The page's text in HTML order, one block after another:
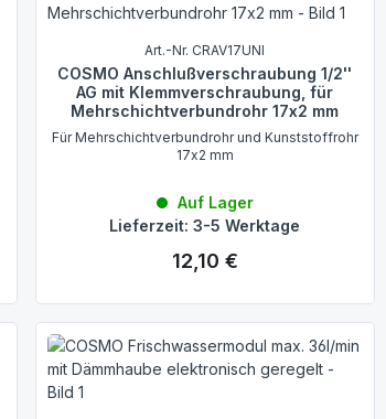
Art.-Nr. CRAV17UNI
COSMO Anschlußverschraubung 1/2''
AG mit Klemmverschraubung, für
Mehrschichtverbundrohr 17x2 mm
Für Mehrschichtverbundrohr und Kunststoffrohr
17x2 mm
Auf Lager
Lieferzeit: 3-5 Werktage
Regulärer Preis:
12,10 €